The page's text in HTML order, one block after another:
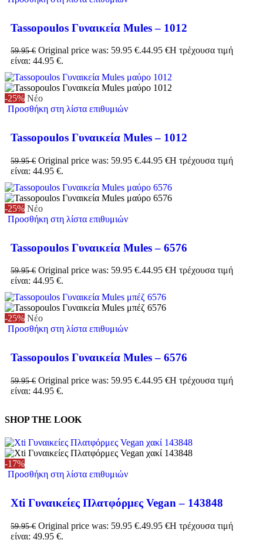
Tassopoulos Γυναικεία Mules – 1012
59.95€ Original price was: 59.95 €.44.95 €Η τρέχουσα τιμή
είναι: 44.95 €.
-25% Νέο
Προσθήκη στη λίστα επιθυμιών
Tassopoulos Γυναικεία Mules – 1012
59.95€ Original price was: 59.95 €.44.95 €Η τρέχουσα τιμή
είναι: 44.95 €.
-25% Νέο
Προσθήκη στη λίστα επιθυμιών
Tassopoulos Γυναικεία Mules – 6576
59.95€ Original price was: 59.95 €.44.95 €Η τρέχουσα τιμή
είναι: 44.95 €.
-25% Νέο
Προσθήκη στη λίστα επιθυμιών
Tassopoulos Γυναικεία Mules – 6576
59.95€ Original price was: 59.95 €.44.95 €Η τρέχουσα τιμή
είναι: 44.95 €.
SHOP THE LOOK
-17%
Προσθήκη στη λίστα επιθυμιών
Xti Γυναικείες Πλατφόρμες Vegan – 143848
59.95€ Original price was: 59.95 €.49.95 €Η τρέχουσα τιμή
είναι: 49.95 €.